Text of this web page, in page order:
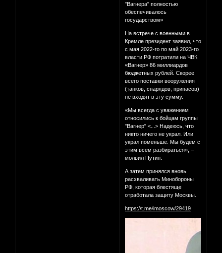
"Вагнера" полностью
обеспечивалось
государством»
На встрече с военными в
Кремле президент заявил, что
с мая 2022-го по май 2023-го
власти РФ потратили на ЧВК
«Вагнер» 86 миллиардов
бюджетных рублей. Скорее
всего поставки вооружения
(танков, снарядов, припасов)
не входят в эту сумму.
«Мы всегда с уважением
относились к бойцам группы
"Вагнер" <...> Надеюсь, что
никто ничего не украл. Или
украл поменьше. Мы будем с
этим всем разбираться», –
молвил Путин.
А затем принялся вновь
расхваливать Минобороны
РФ, которая блестяще
отработала защиту Москвы.
https://t.me/imoscow/29419